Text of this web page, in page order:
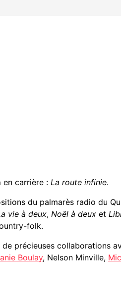
en carrière : La route infinie.
du palmarès radio du
vie à deux, Noël à deux et
folk.
précieuses collaborations
Boulay, Nelson Minville,